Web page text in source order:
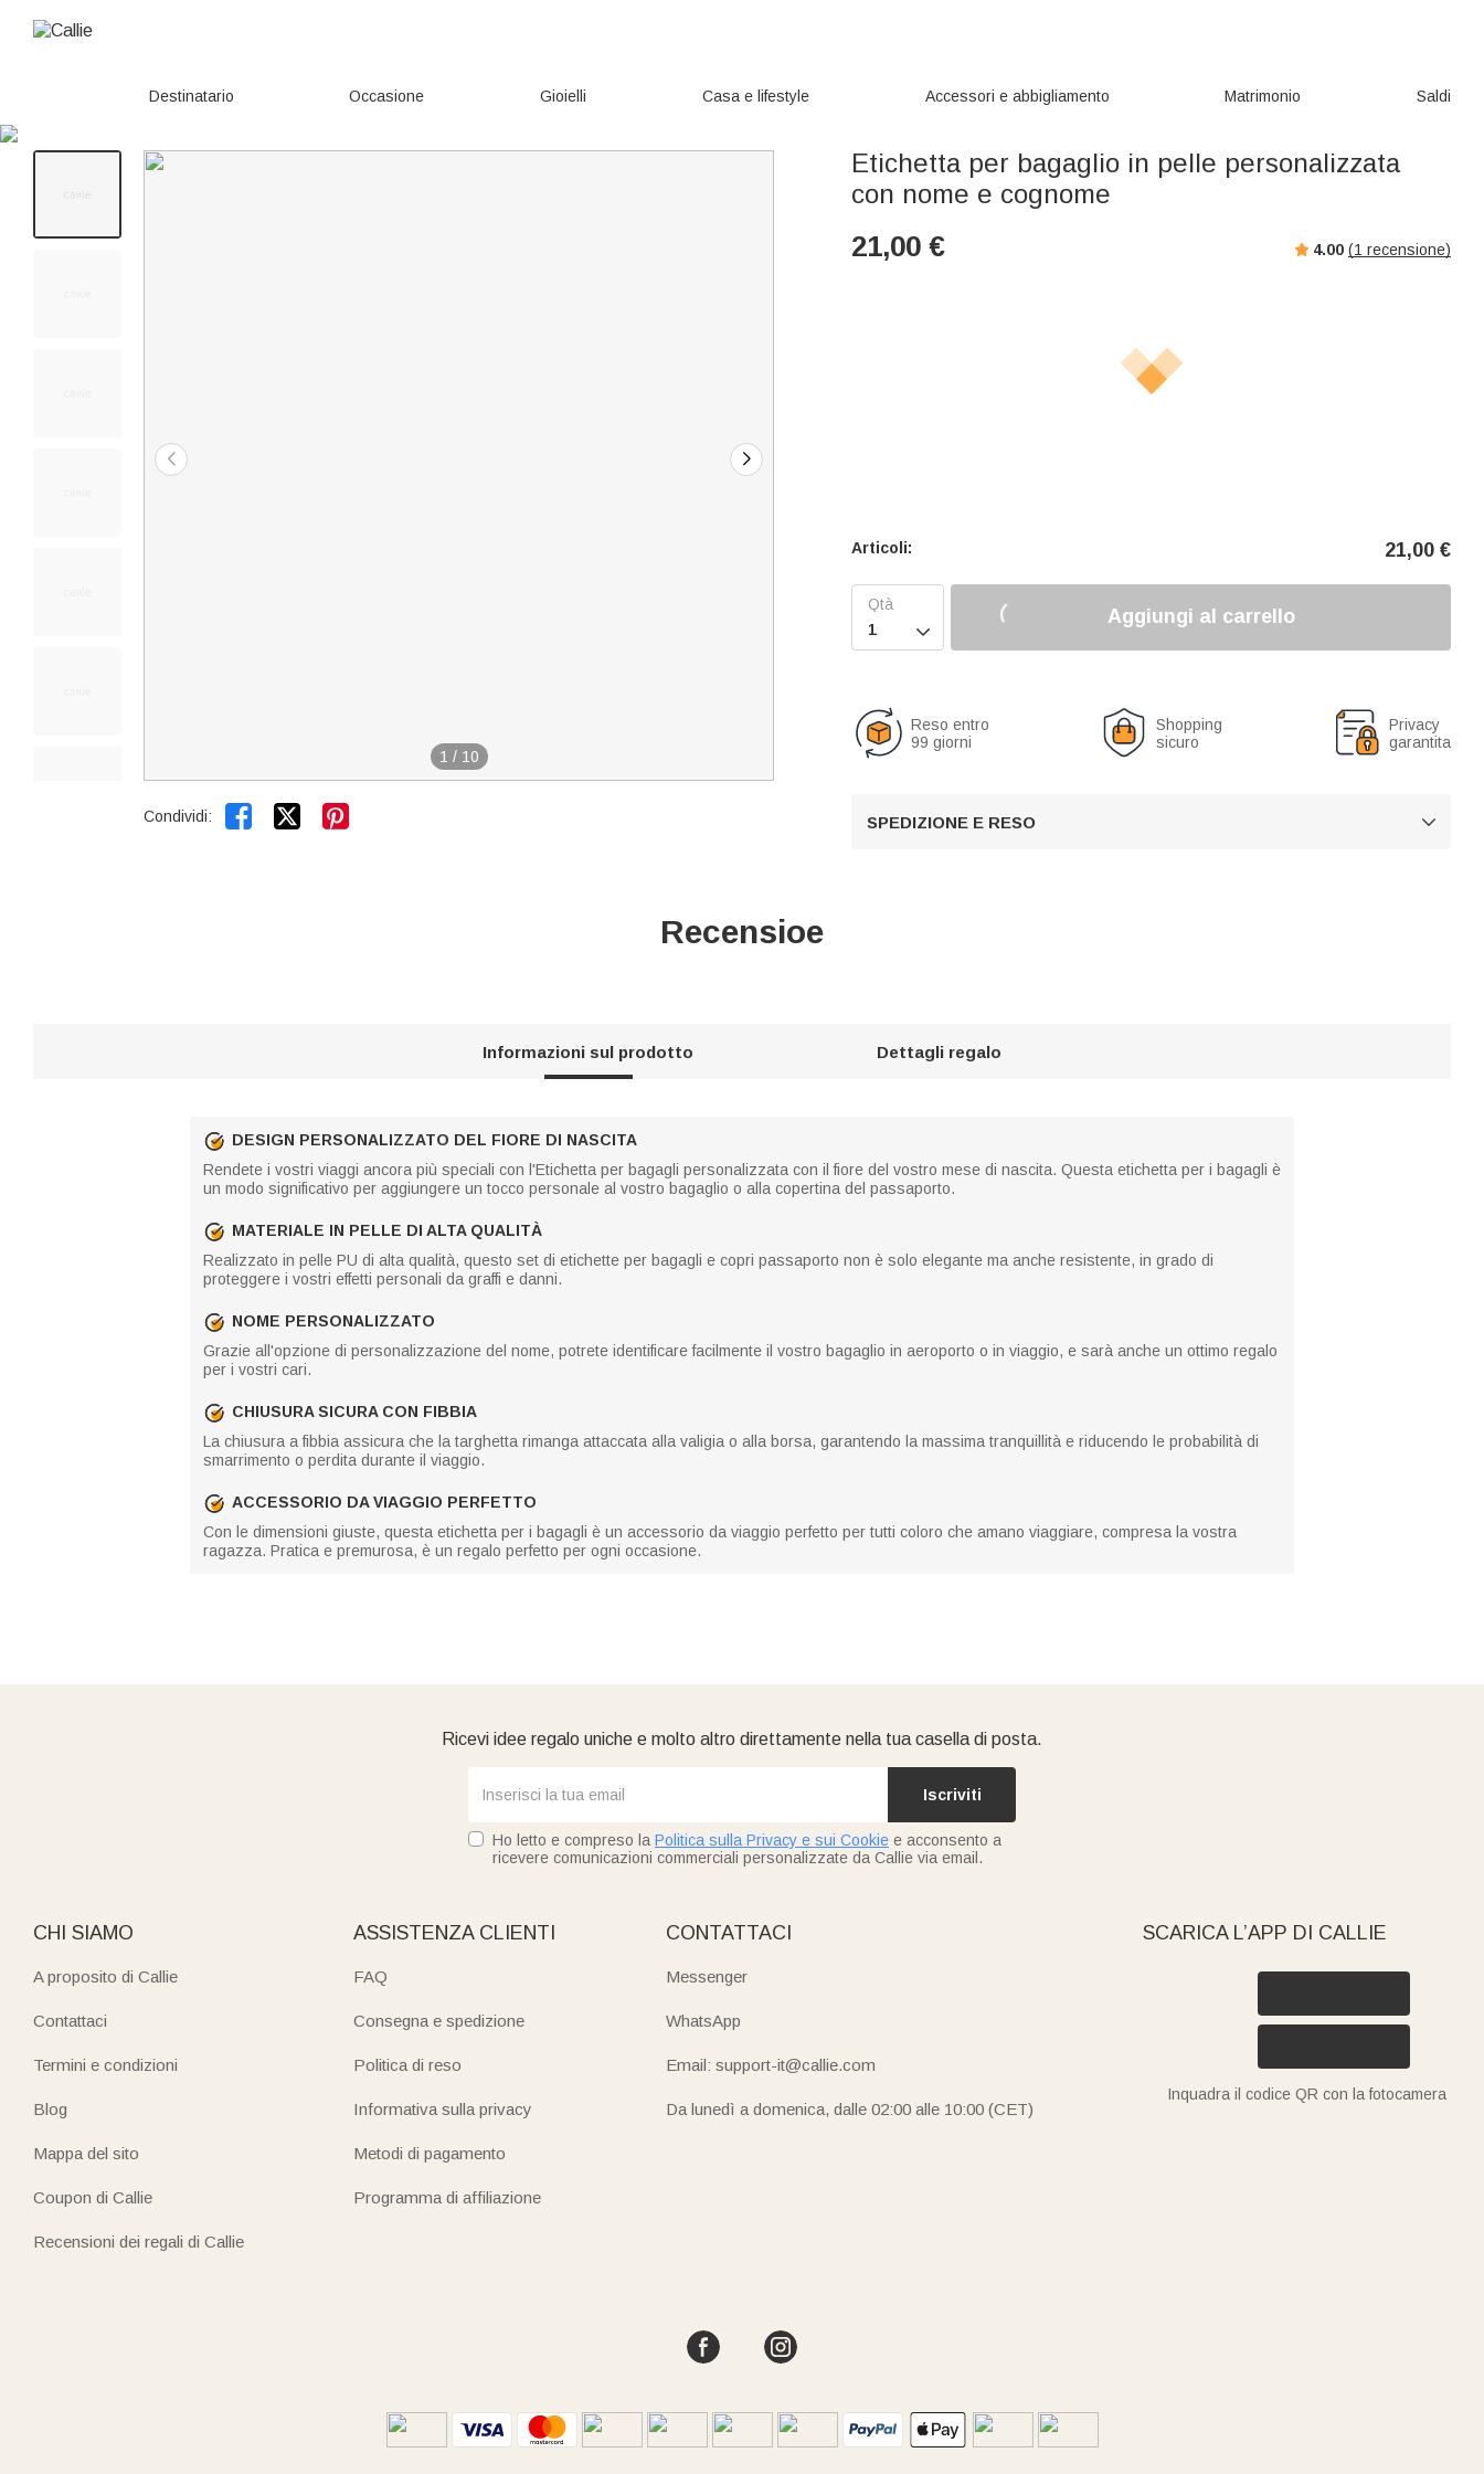
Destinatario Occasione Gioielli Casa e lifestyle Accessori e abbigliamento Matrimonio Saldi
1 / 10
Condividi:  
Etichetta per bagaglio in pelle personalizzata
con nome e cognome
21,00 € 4.00 (1 recensione)
Articoli: 21,00 €

Aggiungi al carrello
Reso entro
99 giorni
Shopping
sicuro
Privacy
garantita
SPEDIZIONE E RESO 
Recensioe
Informazioni sul prodotto Dettagli regalo
DESIGN PERSONALIZZATO DEL FIORE DI NASCITA
Rendete i vostri viaggi ancora più speciali con l'Etichetta per bagagli personalizzata con il fiore del vostro mese di nascita. Questa etichetta per i bagagli è
un modo significativo per aggiungere un tocco personale al vostro bagaglio o alla copertina del passaporto.
MATERIALE IN PELLE DI ALTA QUALITÀ
Realizzato in pelle PU di alta qualità, questo set di etichette per bagagli e copri passaporto non è solo elegante ma anche resistente, in grado di
proteggere i vostri effetti personali da graffi e danni.
NOME PERSONALIZZATO
Grazie all'opzione di personalizzazione del nome, potrete identificare facilmente il vostro bagaglio in aeroporto o in viaggio, e sarà anche un ottimo regalo
per i vostri cari.
CHIUSURA SICURA CON FIBBIA
La chiusura a fibbia assicura che la targhetta rimanga attaccata alla valigia o alla borsa, garantendo la massima tranquillità e riducendo le probabilità di
smarrimento o perdita durante il viaggio.
ACCESSORIO DA VIAGGIO PERFETTO
Con le dimensioni giuste, questa etichetta per i bagagli è un accessorio da viaggio perfetto per tutti coloro che amano viaggiare, compresa la vostra
ragazza. Pratica e premurosa, è un regalo perfetto per ogni occasione.
Ricevi idee regalo uniche e molto altro direttamente nella tua casella di posta.
Iscriviti
Ho letto e compreso la Politica sulla Privacy e sui Cookie e acconsento a
ricevere comunicazioni commerciali personalizzate da Callie via email.
CHI SIAMO
A proposito di Callie
Contattaci
Termini e condizioni
Blog
Mappa del sito
Coupon di Callie
Recensioni dei regali di Callie
ASSISTENZA CLIENTI
FAQ
Consegna e spedizione
Politica di reso
Informativa sulla privacy
Metodi di pagamento
Programma di affiliazione
CONTATTACI
Messenger
WhatsApp
Email: support-it@callie.com
Da lunedì a domenica, dalle 02:00 alle 10:00 (CET)
SCARICA L’APP DI CALLIE
Inquadra il codice QR con la fotocamera